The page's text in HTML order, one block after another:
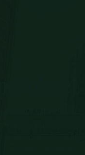
turisti-
ulkopuolella
että voit viedä
rikkain